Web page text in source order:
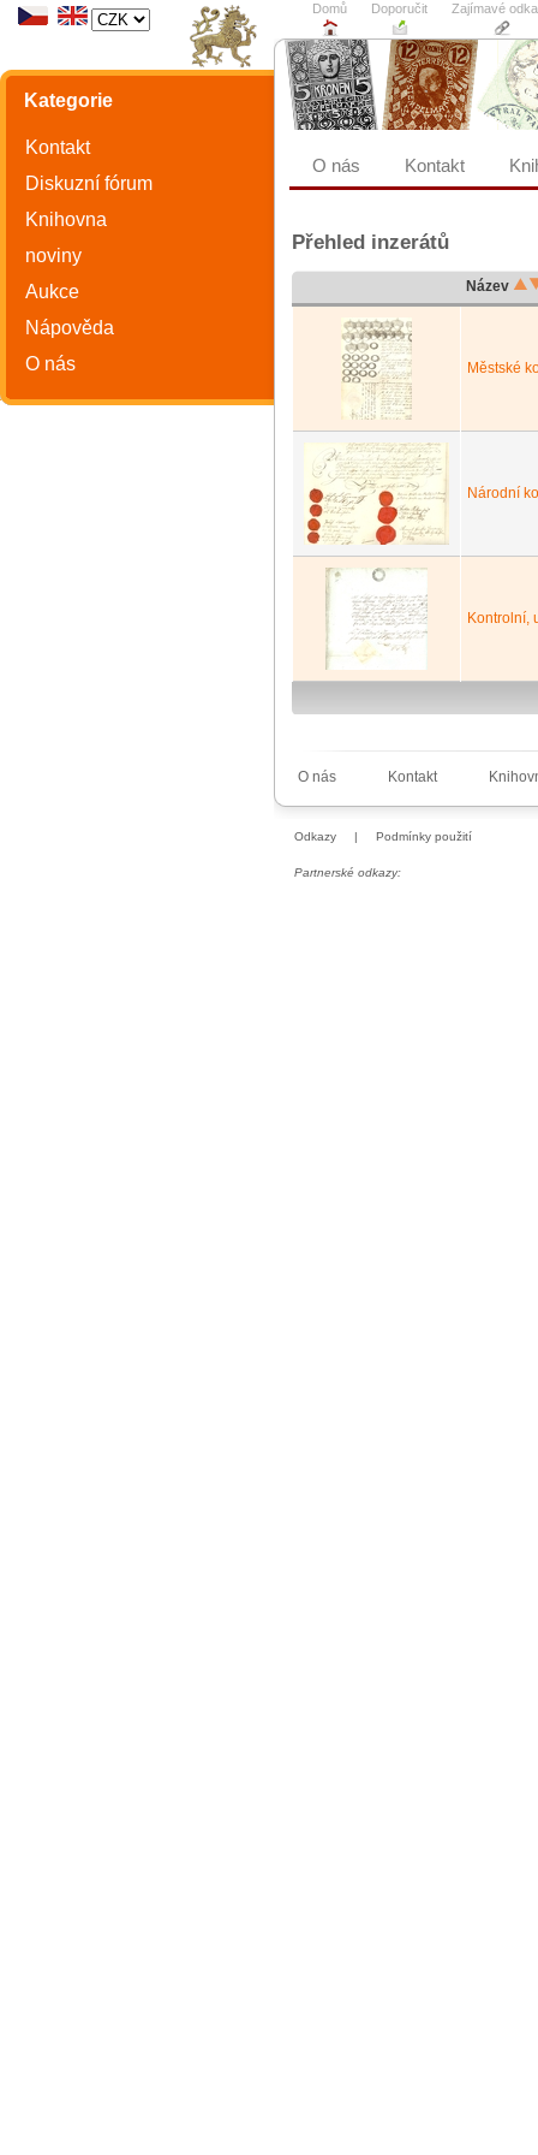
Přehled inzerátů
Název
Městské
Národní
Kontrolní,
Kategorie
Kontakt
Diskuzní fórum
Knihovna
noviny
Aukce
Nápověda
O nás
O nás Kontakt
Domů Doporučit Zajímavé
O nás Kontakt
Odkazy | Podmínky použití
Partnerské odkazy: